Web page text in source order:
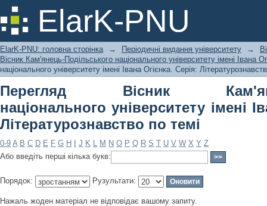
ElarK-PNU
Перегляд Вісник Кам'янець-
Івана Огієнка. Серія:
ElarK-PNU: головна сторінка → Періодичні видання університету →
Вісник Кам'янець-Подільського національного університету імені Івана
національного університету імені Івана Огієнка. Серія:
Перегляд Вісник
національного університету імені
Літературознавство по темі
0-9 A B C D E F G H J K L M N O P Q R S T U V W X Y Z
Або введіть перші кілька букв:
Порядок: Рузультати:
Нажаль жоден матеріал не відповідає вашому запиту.